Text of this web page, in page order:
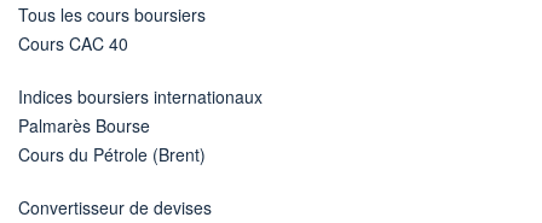
Tous les cours boursiers
Cours CAC 40
Indices boursiers internationaux
Palmarès Bourse
Cours du Pétrole (Brent)
Convertisseur de devises